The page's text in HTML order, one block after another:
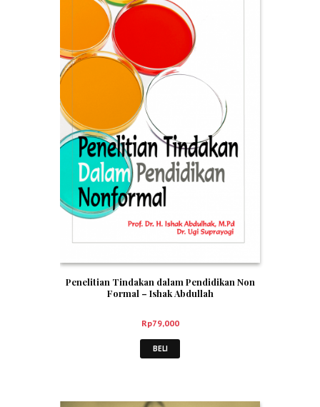
Penelitian Tindakan dalam Pendidikan Non
Formal – Ishak Abdullah
Rp79,000
BELI